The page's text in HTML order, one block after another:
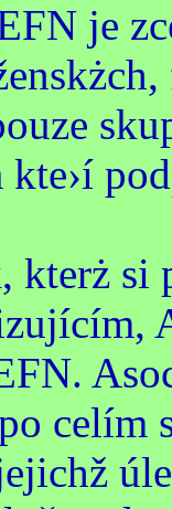
je
kte›í
si
celím